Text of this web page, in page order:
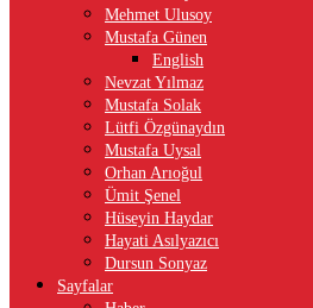
Mehmet Ulusoy
Mustafa Günen
English
Nevzat Yılmaz
Mustafa Solak
Lütfi Özgünaydın
Mustafa Uysal
Orhan Arıoğul
Ümit Şenel
Hüseyin Haydar
Hayati Asılyazıcı
Dursun Sonyaz
Sayfalar